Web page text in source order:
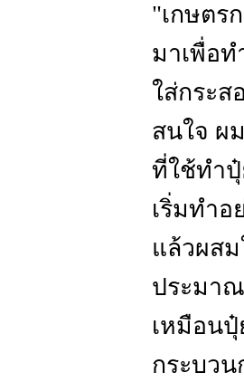
"เกษตร
มาเพื่อท
ใส่กระ
สนใจ ผ
ที่ใช้ทำปุ๋
เริ่มทำอ
แล้วผสม
ประมา
เหมือน
กระบวน